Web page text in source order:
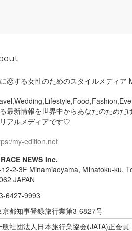
恋する女性のためのスタイルメディア
最新情報を世界中からあなたのためだ
アルメディアです♡
my-edition.net
NEWS Inc.
2-3F Minamiaoyama, Minatoku-ku,
JAPAN
6427-9993
京都知事登録旅行業第3-6827号
般社団法人日本旅行業協会(JATA)正会員